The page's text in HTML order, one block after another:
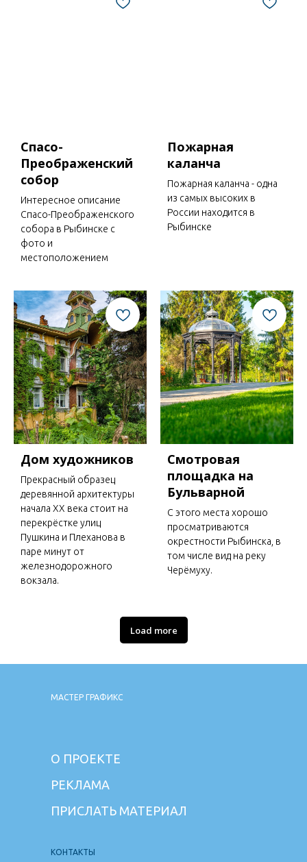
Спасо-
Преображенский
собор
Интересное описание
Спасо-Преображенского
собора в Рыбинске с
фото и
местоположением
Пожарная
каланча
Пожарная каланча - одна
из самых высоких в
России находится в
Рыбинске
Дом художников
Прекрасный образец
деревянной архитектуры
начала ХХ века стоит на
перекрёстке улиц
Пушкина и Плеханова в
паре минут от
железнодорожного
вокзала.
Смотровая
площадка на
Бульварной
С этого места хорошо
просматриваются
окрестности Рыбинска, в
том числе вид на реку
Черёмуху.
Load more
МАСТЕР ГРАФИКС
О ПРОЕКТЕ
КОНТАКТЫ
РЕКЛАМА
ПРИСЛАТЬ МАТЕРИАЛ